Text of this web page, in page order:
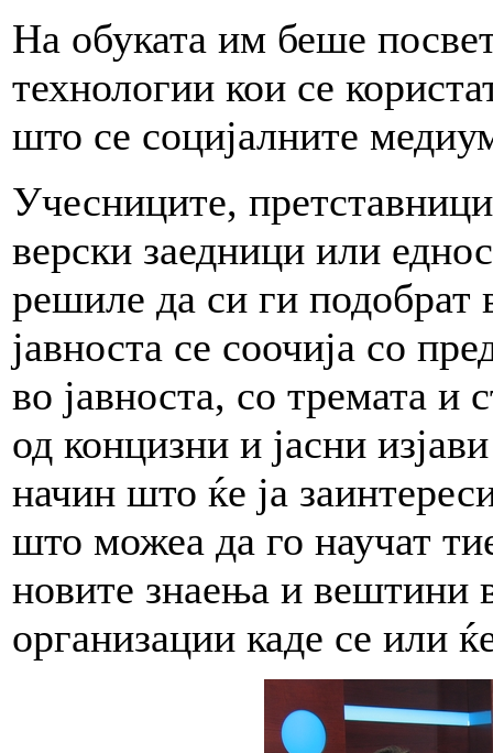
На обуката им беше
технологии кои се
што се социјалните
Учесниците,
верски заедници или
решиле да си ги подобрат
јавноста се соочија со
во јавноста, со тремата и
од концизни и јасни
начин што ќе ја
што можеа да го научат
новите знаења и вештини
организации каде се или